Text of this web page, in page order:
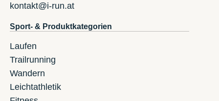
kontakt@i-run.at
Sport- & Produktkategorien
Laufen
Trailrunning
Wandern
Leichtathletik